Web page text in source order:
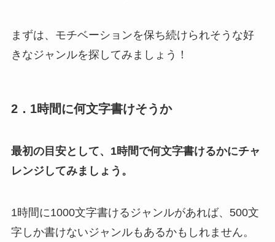
まずは、モチベーションを保ち続けられそうな好
きなジャンルを探してみましょう！
2．1時間に何文字書けそうか
最初の目安として、1時間で何文字書けるかにチャ
レンジしてみましょう。
1時間に1000文字書けるジャンルがあれば、500文
字しか書けないジャンルもあるかもしれません。